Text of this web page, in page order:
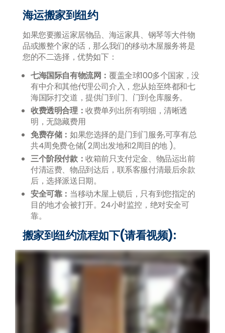
海运搬家到纽约
如果您要搬运家居物品、海运家具、钢琴等大件物
品或搬整个家的话，那么我们的移动木屋服务将是
您的不二选择，优势如下：
七海国际自有物流网： 覆盖全球100多个国家，没
有中介和其他代理公司介入，您从始至终都和七
海国际打交道，提供门到门、门到仓库服务。
收费透明合理：收费单列出所有明细，清晰透
明，无隐藏费用
免费存储： 如果您选择的是门到门服务,可享有总
共4周免费仓储( 2周出发地和2周目的地 )。
三个阶段付款：收箱前只支付定金、物品运出前
付清运费、物品到达后，联系客服付清最后余款
后，选择派送日期。
安全可靠： 当移动木屋上锁后，只有到您指定的
目的地才会被打开。24小时监控，绝对安全可
靠。
搬家到纽约流程如下(请看视频):